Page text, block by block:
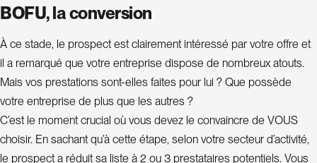
BOFU, la conversion
À ce stade, le prospect est clairement intéressé par votre offre et
il a remarqué que votre entreprise dispose de nombreux atouts.
Mais vos prestations sont-elles faites pour lui ? Que possède
votre entreprise de plus que les autres ?
C’est le moment crucial où vous devez le convaincre de VOUS
choisir. En sachant qu’à cette étape, selon votre secteur d’activité,
le prospect a réduit sa liste à 2 ou 3 prestataires potentiels. Vous